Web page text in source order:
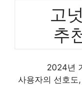
고
추
2024년
사용자의 선호도